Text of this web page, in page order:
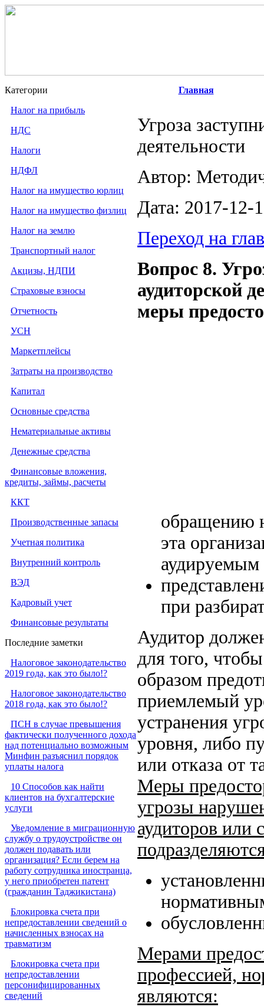
Категории
Налог на прибыль
НДС
Налоги
НДФЛ
Налог на имущество юрлиц
Налог на имущество физлиц
Налог на землю
Транспортный налог
Акцизы, НДПИ
Страховые взносы
Отчетность
УСН
Маркетплейсы
Затраты на производство
Капитал
Основные средства
Нематериальные активы
Денежные средства
Финансовые вложения,
кредиты, займы, расчеты
ККТ
Производственные запасы
Учетная политика
Внутренний контроль
ВЭД
Кадровый учет
Финансовые результаты
Последние заметки
Налоговое законодательство
2019 года, как это было!?
Налоговое законодательство
2018 года, как это было!?
ПСН в случае превышения
фактически полученного дохода
над потенциально возможным
Минфин разъяснил порядок
уплаты налога
10 Способов как найти
клиентов на бухгалтерские
услуги
Уведомление в миграционную
службу о трудоустройстве он
должен подавать или
организация? Если берем на
работу сотрудника иностранца,
у него приобретен патент
(гражданин Таджикистана)
Блокировка счета при
непредоставлении сведений о
начисленных взносах на
травматизм
Блокировка счета при
непредоставлении
персонифицированных
сведений
Главная
Угроза
деятельности
Автор:
Дата: 2017-12-
Переход на
Вопрос 8.
аудиторской
меры
обращению
эта
при
Аудитор
для того,
образом
приемлемый
устранения
уровня, либо
или отказа от
Меры
угрозы
аудиторов или
Мерами
профессией,
являются: